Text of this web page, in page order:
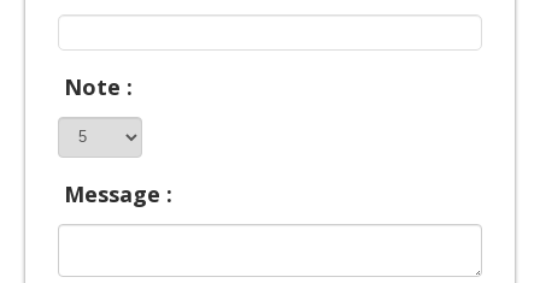
Note :
Message :